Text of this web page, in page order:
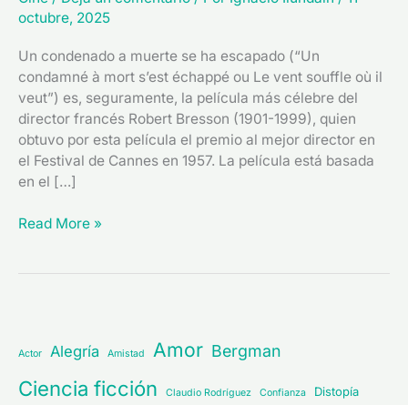
octubre, 2025
Un condenado a muerte se ha escapado (“Un
condamné à mort s’est échappé ou Le vent souffle où il
veut”) es, seguramente, la película más célebre del
director francés Robert Bresson (1901-1999), quien
obtuvo por esta película el premio al mejor director en
el Festival de Cannes en 1957. La película está basada
en el […]
Read More »
Actor Alegría Amistad Amor Bergman
Ciencia ficción Claudio Rodríguez Confianza Distopía